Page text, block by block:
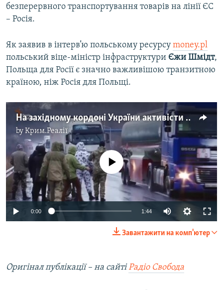
безперервного транспортування товарів на лінії ЄС
– Росія.
Як заявив в інтерв’ю польському ресурсу money.pl
польський віце-міністр інфраструктури Єжи Шмідт,
Польща для Росії є значно важливішою транзитною
країною, ніж Росія для Польщі.
На західному кордоні України активісти блокують проїзд фур з російськими номерами (відео)
byКрим.Реалії
No media source currently available
0:00 1:44
Завантажити на комп'ютер
Оригінал публікації – на сайтіРадіо Свобода